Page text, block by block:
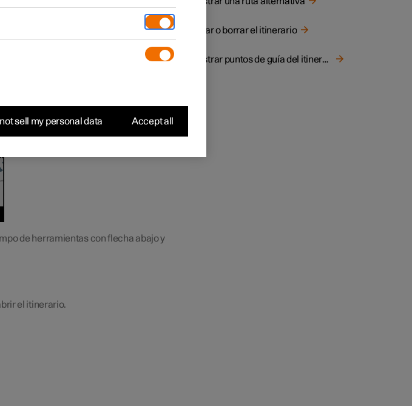
de herramientas con flecha abajo y
el itinerario.
Editar o borrar el itinerario
Mostrar puntos de guía del itinerario
not sell my personal data Accept all